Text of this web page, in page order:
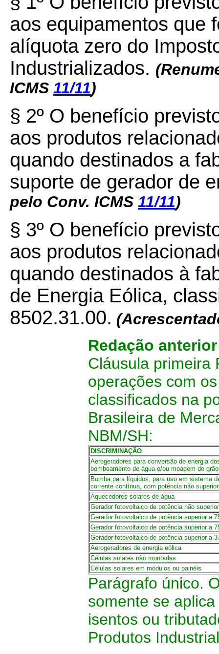
aos equipamentos que
alíquota zero do
Industrializados.
ICMS 11/11)
§ 2º O benefício
aos produtos
quando destinados a
suporte de gerador de
pelo Conv. ICMS 11/11)
§ 3º O benefício
aos produtos
quando destinados à
de Energia Eólica,
8502.31.00.
Redação
Cláusula primeira
operações com
classificados na
Brasileira de
NBM/SH:
DISCRIMINAÇÃO
Aerogeradores para conversão de energia
bombeamento de água e/ou moagem de
Bomba para líquidos, para uso em sistema
corrente contínua, com potência não
Aquecedores solares de água
Gerador fotovoltaico de potência não
Gerador fotovoltaico de potência superior a
Gerador fotovoltaico de potência superior a
Gerador fotovoltaico de potência superior a
Aerogeradores de energia eólica
Células solares não montadas
Células solares em módulos ou painéis
Parágrafo único.
somente se
isentos ou
Produtos